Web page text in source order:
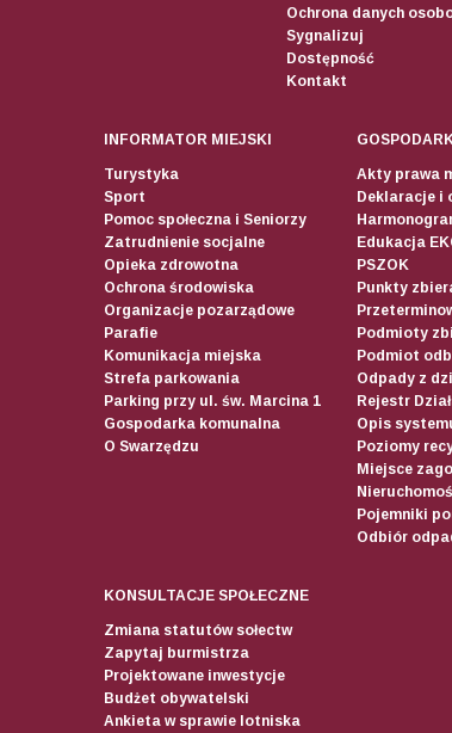
Ochrona danych
Sygnalizuj
Dostępność
Kontakt
INFORMATOR MIEJSKI
Turystyka
Sport
Pomoc społeczna i Seniorzy
Zatrudnienie socjalne
Opieka zdrowotna
Ochrona środowiska
Organizacje pozarządowe
Parafie
Komunikacja miejska
Strefa parkowania
Parking przy ul. św. Marcina 1
Gospodarka komunalna
O Swarzędzu
Akty prawa
Deklaracje i
Edukacja
PSZOK
Punkty
Podmioty
Podmiot
Odpady z
Rejestr
Opis
Poziomy
Miejsce
Pojemniki
Odbiór
KONSULTACJE SPOŁECZNE
Zmiana statutów sołectw
Zapytaj burmistrza
Projektowane inwestycje
Budżet obywatelski
Ankieta w sprawie lotniska